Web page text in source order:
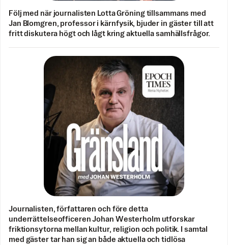
Följ med när journalisten Lotta Gröning tillsammans med
Jan Blomgren, professor i kärnfysik, bjuder in gäster till att
fritt diskutera högt och lågt kring aktuella samhällsfrågor.
Journalisten, författaren och före detta
underrättelseofficeren Johan Westerholm utforskar
friktionsytorna mellan kultur, religion och politik. I samtal
med gäster tar han sig an både aktuella och tidlösa